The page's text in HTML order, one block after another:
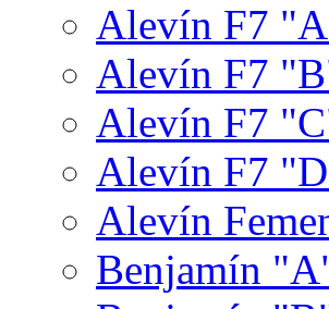
Alevín F7
Alevín F7
Alevín F7
Alevín F7
Alevín
Benjamín